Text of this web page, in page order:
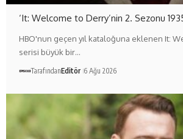
‘It: Welcome to Derry’nin 2. Sezonu
HBO'nun geçen yıl kataloğuna eklenen It:
serisi büyük bir…
TarafındanEditör 6 Ağu 2026